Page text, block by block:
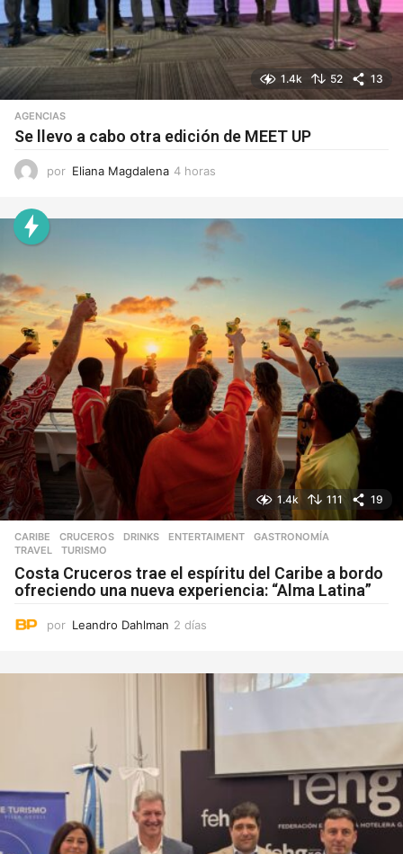
1.4k 52 13
AGENCIAS
Se llevo a cabo otra edición de MEET UP
por Eliana Magdalena 4 horas
r
a
1.4k 111 19
CARIBE ,CRUCEROS ,DRINKS ,ENTERTAIMENT ,GASTRONOMÍA
TRAVEL
,TURISMO
Costa Cruceros trae el espíritu del Caribe a bordo
ofreciendo una nueva experiencia: “Alma Latina”
por Leandro Dahlman 2 días
a